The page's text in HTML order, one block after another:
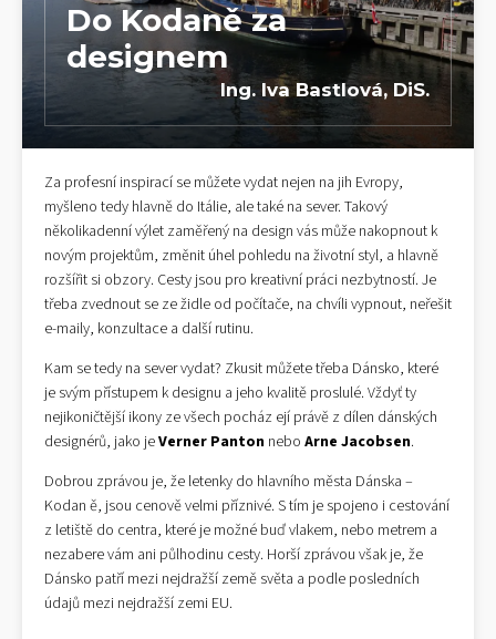
Do Kodaně za
designem
Ing. Iva Bastlová, DiS.
Za profesní inspirací se můžete vydat nejen na jih Evropy,
myšleno tedy hlavně do Itálie, ale také na sever. Takový
několikadenní výlet zaměřený na design vás může nakopnout k
novým projektům, změnit úhel pohledu na životní styl, a hlavně
rozšířit si obzory. Cesty jsou pro kreativní práci nezbytností. Je
třeba zvednout se ze židle od počítače, na chvíli vypnout, neřešit
e-maily, konzultace a další rutinu.
Kam se tedy na sever vydat? Zkusit můžete třeba Dánsko, které
je svým přístupem k designu a jeho kvalitě proslulé. Vždyť ty
nejikoničtější ikony ze všech pocház ejí právě z dílen dánských
designérů, jako jeVerner Panton nebo Arne Jacobsen.
Dobrou zprávou je, že letenky do hlavního města Dánska –
Kodan ě, jsou cenově velmi příznivé. S tím je spojeno i cestování
z letiště do centra, které je možné buď vlakem, nebo metrem a
nezabere vám ani půlhodinu cesty. Horší zprávou však je, že
Dánsko patří mezi nejdražší země světa a podle posledních
údajů mezi nejdražší zemi EU.